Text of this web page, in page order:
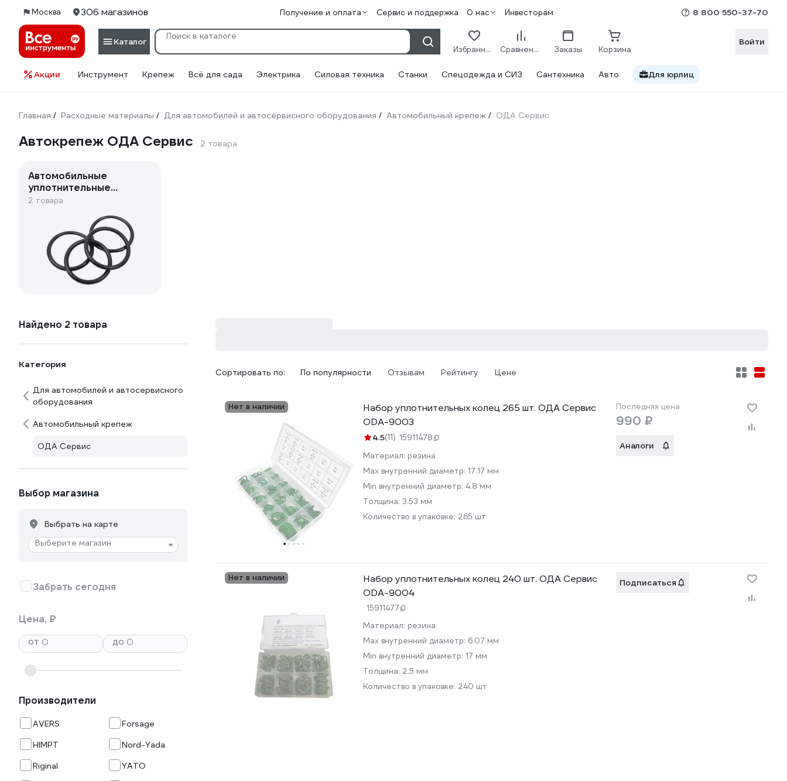
Москва 306 магазинов Получение и оплата Сервис и поддержка О нас Инвесторам 8 800 550-37-70
Каталог
Избранное Сравнение Заказы Корзина
Войти
Акции Инструмент Крепеж Всё для сада Электрика Силовая техника Станки Спецодежда и СИЗ Сантехника Авто Для юрлиц
Главная / Расходные материалы / Для автомобилей и автосервисного оборудования / Автомобильный крепеж / ОДА Сервис
Автокрепеж ОДА Сервис 2 товара
Автомобильные
уплотнительные
кольца
2 товара
Найдено 2 товара
Категория
Для автомобилей и автосервисного
оборудования
Автомобильный крепеж
ОДА Сервис
Выбор магазина
Выбрать на карте
Выберите магазин
Забрать сегодня
Цена, ₽
от
до
Производители
AVERS
Forsage
HIMPT
Nord-Yada
Riginal
YATO
Сортировать по: По популярности Отзывам Рейтингу Цене
Нет в наличии
Набор уплотнительных колец 265 шт. ОДА Сервис
ODA-9003
4.5(11) 15911478
Материал: резина
Max внутренний диаметр: 17.17 мм
Min внутренний диаметр: 4.8 мм
Толщина: 3.53 мм
Количество в упаковке: 265 шт
Последняя цена
990 ₽
Аналоги
Нет в наличии
Набор уплотнительных колец 240 шт. ОДА Сервис
ODA-9004
15911477
Материал: резина
Max внутренний диаметр: 6.07 мм
Min внутренний диаметр: 17 мм
Толщина: 2.5 мм
Количество в упаковке: 240 шт
Подписаться